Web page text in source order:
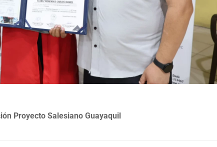
Proyecto Salesiano Guayaquil